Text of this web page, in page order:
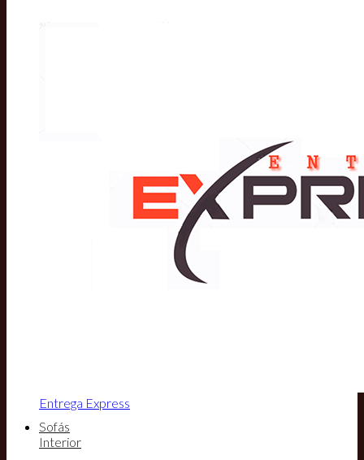
Entrega Express
Sofás
Interior